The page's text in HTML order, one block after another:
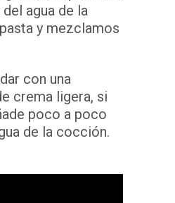
agua de la
y mezclamos
con una
crema ligera, si
poco a poco
de la cocción.